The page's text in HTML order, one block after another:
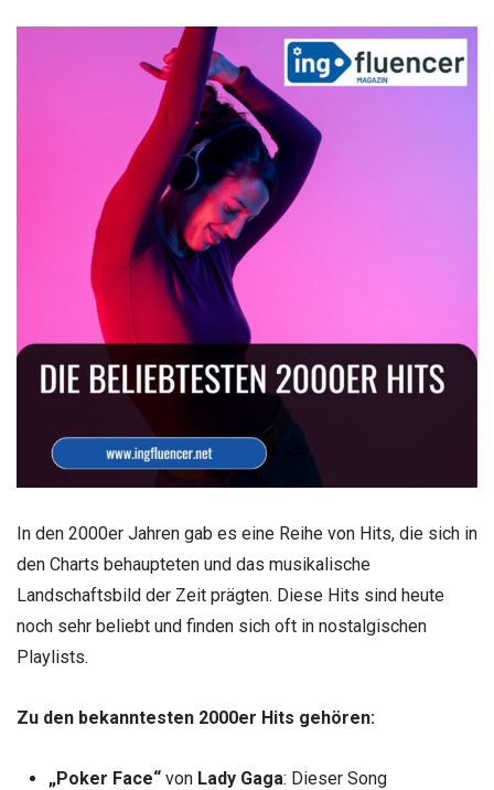
In den 2000er Jahren gab es eine Reihe von Hits, die sich in
den Charts behaupteten und das musikalische
Landschaftsbild der Zeit prägten. Diese Hits sind heute
noch sehr beliebt und finden sich oft in nostalgischen
Playlists.
Zu den bekanntesten 2000er Hits gehören:
„Poker Face“von Lady Gaga: Dieser Song